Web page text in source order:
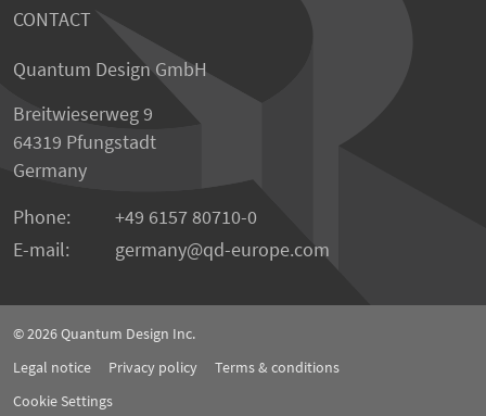
CONTACT
Quantum Design GmbH
Breitwieserweg 9
64319 Pfungstadt
Germany
Phone:
+49 6157 80710-0
E-mail:
germany qd-europe.com
© 2026Quantum Design Inc.
Legal notice
Privacy policy
Terms & conditions
Cookie Settings